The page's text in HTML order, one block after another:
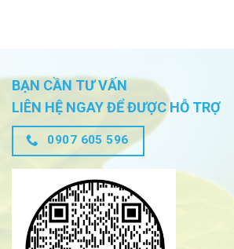
BẠN CẦN TƯ VẤN
LIÊN HỆ NGAY ĐỂ ĐƯỢC HỖ TRỢ
0907 605 596